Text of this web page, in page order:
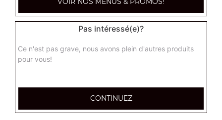
Pas intéressé(e)?
Ce n'est pas grave, nous avons plein d'autres produits
pour vous!
CONTINUEZ